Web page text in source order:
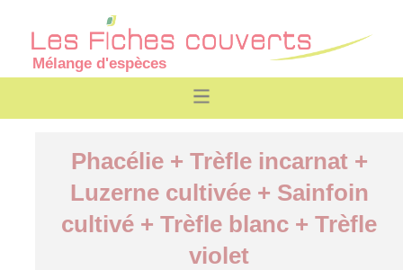
Mélange d'espèces
Phacélie + Trèfle incarnat +
Luzerne cultivée + Sainfoin
cultivé + Trèfle blanc + Trèfle
violet